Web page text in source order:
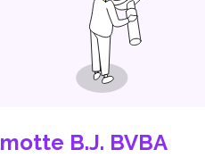
B.J. BVBA